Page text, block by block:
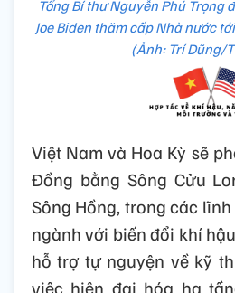
Tổng Bí thư Nguyễn Phú Trọng
Joe Biden thăm cấp Nhà nước
(Ảnh: Trí Dũng/